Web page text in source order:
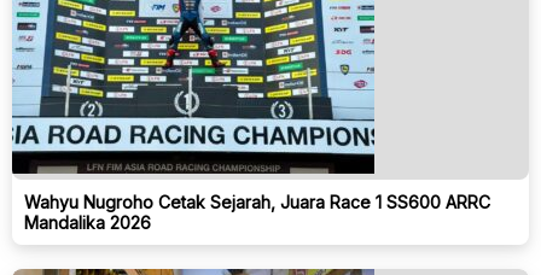
Wahyu Nugroho Cetak Sejarah, Juara Race 1 SS600 ARRC
Mandalika 2026